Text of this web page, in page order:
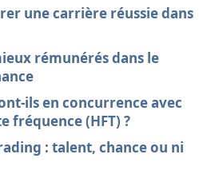
une carrière réussie dans
rémunérés dans le
ils en concurrence avec
fréquence (HFT) ?
: talent, chance ou ni